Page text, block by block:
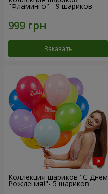
"Фламинго" - 9 шариков
Заказать
Коллекция шариков "С Днем
Рождения!"- 5 шариков